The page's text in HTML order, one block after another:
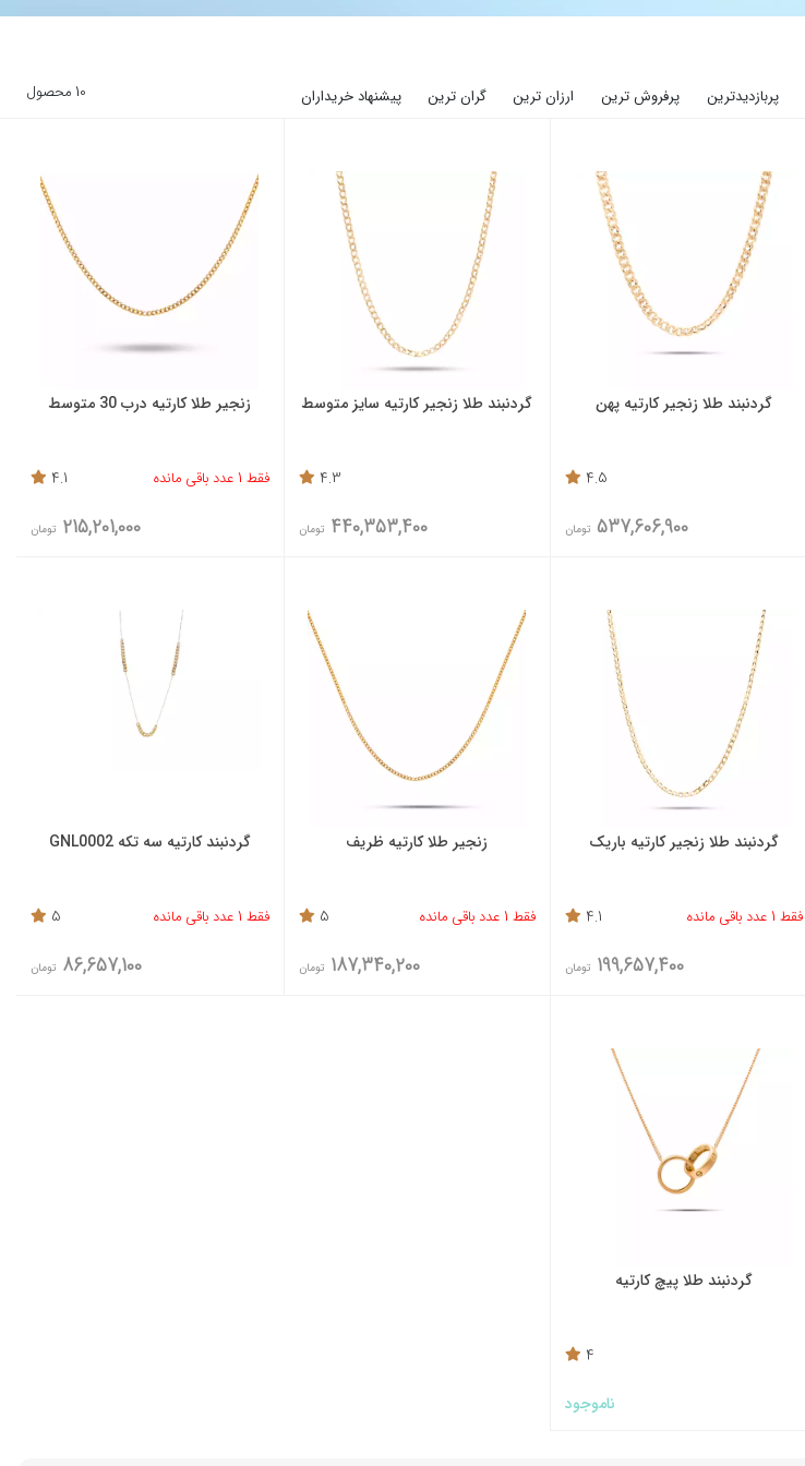
پربازدیدترین پرفروش ترین ارزان ترین گران ترین پیشنهاد خریداران 10 محصول
گردنبند طلا زنجیر کارتیه پهن
4.5
537,606,900 تومان
گردنبند طلا زنجیر کارتیه سایز متوسط
4.3
440,353,400 تومان
زنجیر طلا کارتیه درب 30 متوسط
فقط 1 عدد باقی مانده 4.1
215,201,000 تومان
گردنبند طلا زنجیر کارتیه باریک
فقط 1 عدد باقی مانده 4.1
199,657,400 تومان
زنجیر طلا کارتیه ظریف
فقط 1 عدد باقی مانده 5
187,340,200 تومان
گردنبند کارتیه سه تکه GNL0002
فقط 1 عدد باقی مانده 5
86,657,100 تومان
گردنبند طلا پیچ کارتیه
4
ناموجود